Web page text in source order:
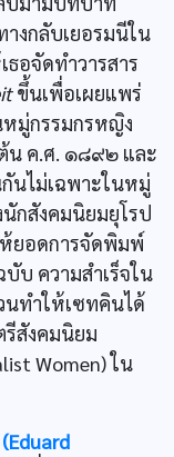
างกลับเยอรมนีใน
อจัดทำวารสาร
ขึ้นเพื่อเผยแพร่
มู่กรรมกรหญิง
น ค.ศ. ๑๘๙๒ และ
นไม่เฉพาะในหมู่
กสังคมนิยมยุโรป
ยอดการจัดพิมพ์
บ ความสำเร็จใน
นทำให้เซทคินได้
รีสังคมนิยม
Women) ใน